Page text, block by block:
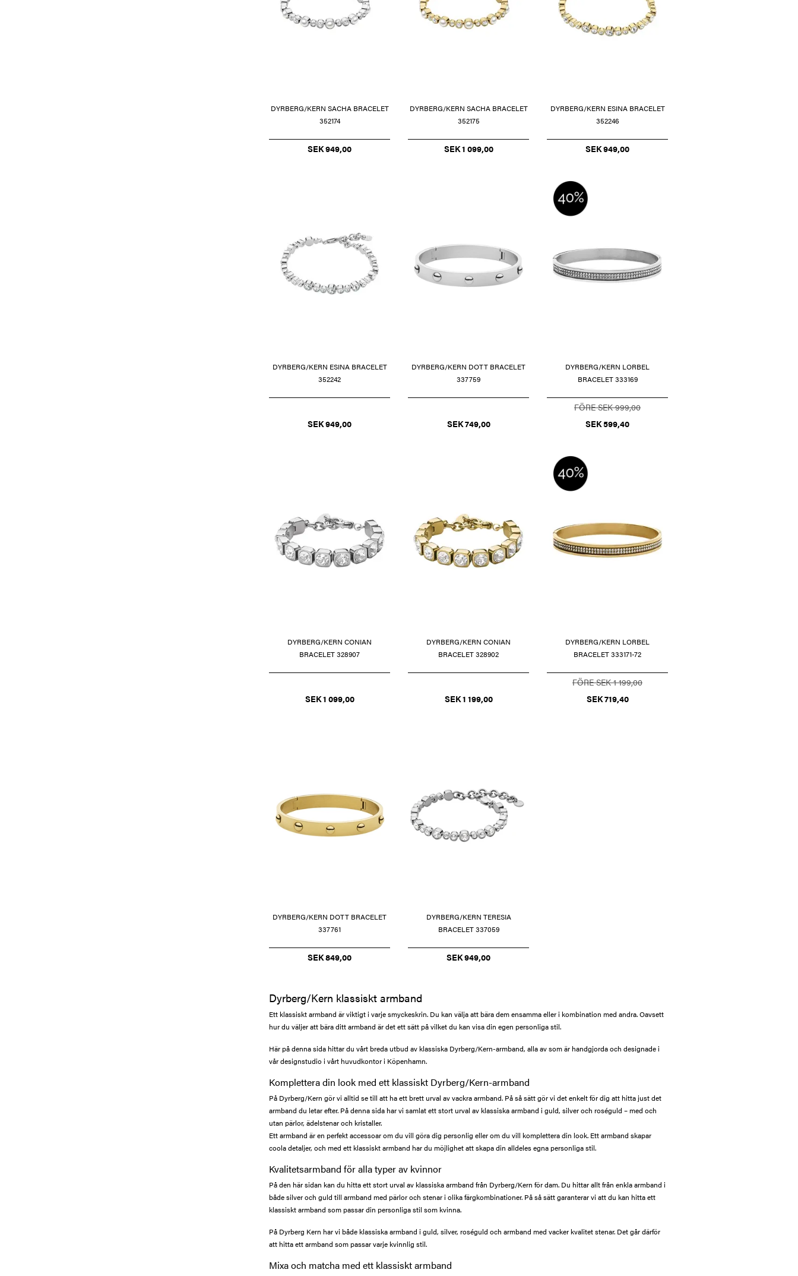
DYRBERG/KERN SACHA BRACELET
352174
SEK 949,00
DYRBERG/KERN SACHA BRACELET
352175
SEK 1 099,00
DYRBERG/KERN ESINA BRACELET
352246
SEK 949,00
DYRBERG/KERN ESINA BRACELET
352242
SEK 949,00
DYRBERG/KERN DOTT BRACELET
337759
SEK 749,00
DYRBERG/KERN LORBEL
BRACELET 333169
FÖRE SEK 999,00
SEK 599,40
DYRBERG/KERN CONIAN
BRACELET 328907
SEK 1 099,00
DYRBERG/KERN CONIAN
BRACELET 328902
SEK 1 199,00
DYRBERG/KERN LORBEL
BRACELET 333171-72
FÖRE SEK 1 199,00
SEK 719,40
DYRBERG/KERN DOTT BRACELET
337761
SEK 849,00
DYRBERG/KERN TERESIA
BRACELET 337059
SEK 949,00
Dyrberg/Kern klassiskt armband
Ett klassiskt armband är viktigt i varje smyckeskrin. Du kan välja att bära dem ensamma eller i kombination med andra. Oavsett
hur du väljer att bära ditt armband är det ett sätt på vilket du kan visa din egen personliga stil.
Här på denna sida hittar du vårt breda utbud av klassiska Dyrberg/Kern-armband, alla av som är handgjorda och designade i
vår designstudio i vårt huvudkontor i Köpenhamn.
Komplettera din look med ett klassiskt Dyrberg/Kern-armband
På Dyrberg/Kern gör vi alltid se till att ha ett brett urval av vackra armband. På så sätt gör vi det enkelt för dig att hitta just det
armband du letar efter. På denna sida har vi samlat ett stort urval av klassiska armband i guld, silver och roséguld – med och
utan pärlor, ädelstenar och kristaller.
Ett armband är en perfekt accessoar om du vill göra dig personlig eller om du vill komplettera din look. Ett armband skapar
coola detaljer, och med ett klassiskt armband har du möjlighet att skapa din alldeles egna personliga stil.
Kvalitetsarmband för alla typer av kvinnor
På den här sidan kan du hitta ett stort urval av klassiska armband från Dyrberg/Kern för dam. Du hittar allt från enkla armband i
både silver och guld till armband med pärlor och stenar i olika färgkombinationer. På så sätt garanterar vi att du kan hitta ett
klassiskt armband som passar din personliga stil som kvinna.
På Dyrberg Kern har vi både klassiska armband i guld, silver, roséguld och armband med vacker kvalitet stenar. Det går därför
att hitta ett armband som passar varje kvinnlig stil.
Mixa och matcha med ett klassiskt armband